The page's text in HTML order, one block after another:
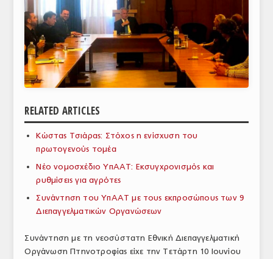
ΕΥΡΩΠΑΪΚΕΣ ΑΠΟΦΑΣΕΙΣ
ΘΕΜΑΤΑ
ΑΝΑΛΥΣΕΙΣ
ΣΦΑΓΕΙΑ
ΠΡΩΤΕΣ ΥΛΕΣ
ΕΞΟΠΛΙΣΜΟΣ
ΕΜΠΟΡΙΚΟΙ ΑΝΤΙΠΡΟΣΩΠΟΙ
RELATED ARTICLES
Κώστας Τσιάρας: Στόχος η ενίσχυση του
πρωτογενούς τομέα
Νέο νομοσχέδιο ΥπΑΑΤ: Εκσυγχρονισμός και
ρυθμίσεις για αγρότες
Συνάντηση του ΥπΑΑΤ με τους εκπροσώπους των 9
Διεπαγγελματικών Οργανώσεων
Συνάντηση με τη νεοσύστατη Εθνική Διεπαγγελματική
Οργάνωση Πτηνοτροφίας είχε την Τετάρτη 10 Ιουνίου